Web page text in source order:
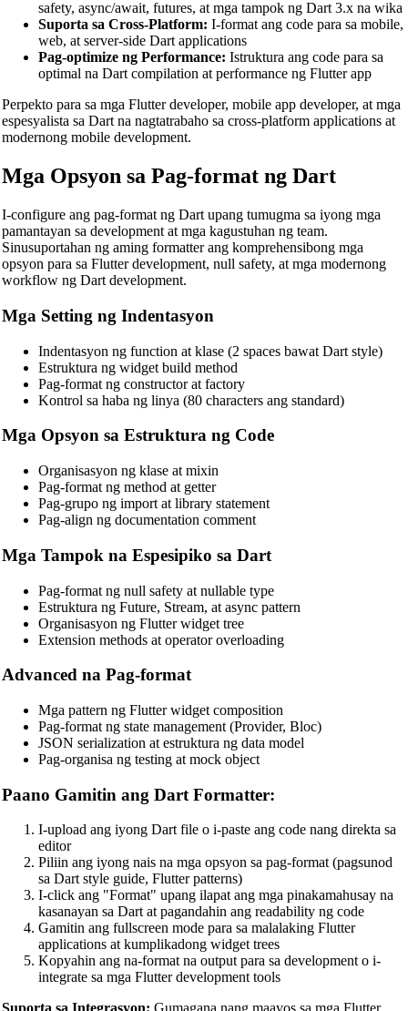
🔗 Related Tools
📝 Code Formatters & Beautifiers
CSS Beautifier
JavaScript Beautifier
Vue Beautifier
SCSS Beautifier
JSON Beautifier
XML Beautifier
YAML Beautifier
SQL Beautifier
safety, async/await, futures, at mga tampok ng Dart 3.x na wika
Suporta sa Cross-Platform: I-format ang code para sa mobile,
web, at server-side Dart applications
Pag-optimize ng Performance: Istruktura ang code para sa
optimal na Dart compilation at performance ng Flutter app
Perpekto para sa mga Flutter developer, mobile app developer, at mga
espesyalista sa Dart na nagtatrabaho sa cross-platform applications at
modernong mobile development.
Mga Opsyon sa Pag-format ng Dart
I-configure ang pag-format ng Dart upang tumugma sa iyong mga
pamantayan sa development at mga kagustuhan ng team.
Sinusuportahan ng aming formatter ang komprehensibong mga
opsyon para sa Flutter development, null safety, at mga modernong
workflow ng Dart development.
Mga Setting ng Indentasyon
Indentasyon ng function at klase (2 spaces bawat Dart style)
Estruktura ng widget build method
Pag-format ng constructor at factory
Kontrol sa haba ng linya (80 characters ang standard)
Mga Opsyon sa Estruktura ng Code
Organisasyon ng klase at mixin
Pag-format ng method at getter
Pag-grupo ng import at library statement
Pag-align ng documentation comment
Mga Tampok na Espesipiko sa Dart
Pag-format ng null safety at nullable type
Estruktura ng Future, Stream, at async pattern
Organisasyon ng Flutter widget tree
Extension methods at operator overloading
Advanced na Pag-format
Mga pattern ng Flutter widget composition
Pag-format ng state management (Provider, Bloc)
JSON serialization at estruktura ng data model
Pag-organisa ng testing at mock object
Paano Gamitin ang Dart Formatter:
I-upload ang iyong Dart file o i-paste ang code nang direkta sa
editor
Piliin ang iyong nais na mga opsyon sa pag-format (pagsunod
sa Dart style guide, Flutter patterns)
I-click ang "Format" upang ilapat ang mga pinakamahusay na
kasanayan sa Dart at pagandahin ang readability ng code
Gamitin ang fullscreen mode para sa malalaking Flutter
applications at kumplikadong widget trees
Kopyahin ang na-format na output para sa development o i-
integrate sa mga Flutter development tools